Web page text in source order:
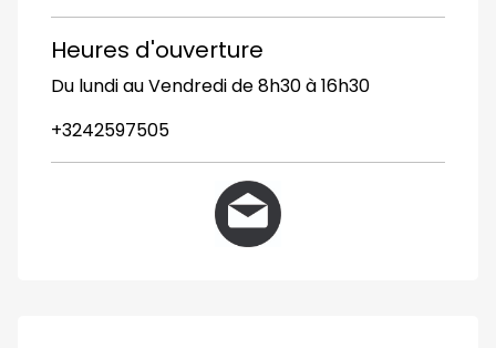
Heures d'ouverture
Du lundi au Vendredi de 8h30 à 16h30
+3242597505